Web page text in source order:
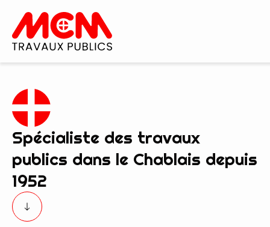
Accueil
Entreprise
Nos services
Bureau d’étude
Terrassement
Démolition
VRD
Recrutement
Contact
Spécialiste des travaux
publics dans le Chablais depuis
1952